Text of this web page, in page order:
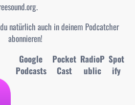
natürlich auch in deinem Podcatcher
abonnieren!
Google
Podcasts
Pocket
Cast
RadioP
ublic
Spot
ify